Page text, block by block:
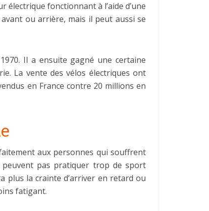
électrique fonctionnant à l’aide d’une
ou arrière, mais il peut aussi se
Il a ensuite gagné une certaine
La vente des vélos électriques ont
en France contre 20 millions en
aux personnes qui souffrent
peuvent pas pratiquer trop de sport
plus la crainte d’arriver en retard ou
fatigant.